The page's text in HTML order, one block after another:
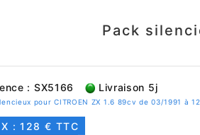
Pack
: SX5166 Livraison 5j
pour CITROEN ZX 1.6 89cv de 03/1991 à
: 128 € TTC